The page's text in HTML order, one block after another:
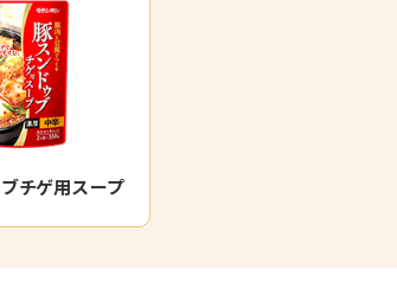
チゲ用スープ